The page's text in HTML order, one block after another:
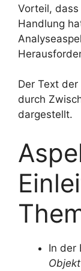
Vorteil,
Handlung
Der Text
durch
dargestellt.
In der